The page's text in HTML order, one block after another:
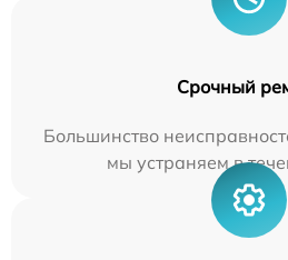
Срочный
Большинство
мы устраняем в